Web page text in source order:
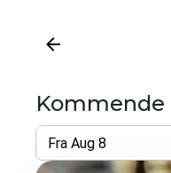
Kommende
Fra Aug 8